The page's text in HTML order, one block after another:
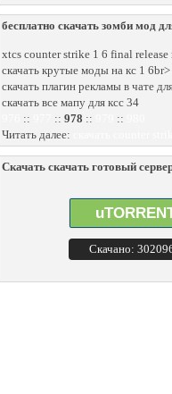
бесплатно скачать зомби мод
xtcs counter strike 1 6 final release
скачать крутые моды на кс 1
скачать плагин рекламы в чате
скачать все мапу для ксс 34
:: :: 978 :: ::
Читать далее:
Скачать скачать готовый
Скачано: